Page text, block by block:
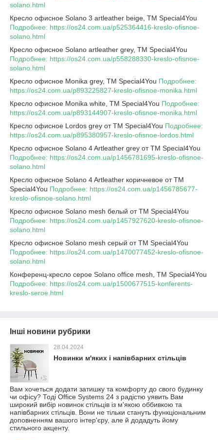
solano.html
Кресло офисное Solano 3 artleather beige, TM Special4You
Подробнее: https://os24.com.ua/p525364416-kreslo-ofisnoe-
solano.html
Кресло офисное Solano artleather grey, TM Special4You
Подробнее: https://os24.com.ua/p558288330-kreslo-ofisnoe-
solano.html
Кресло офисное Monika grey, TM Special4You Подробнее:
https://os24.com.ua/p893225827-kreslo-ofisnoe-monika.html
Кресло офисное Monika white, TM Special4You Подробнее:
https://os24.com.ua/p893144907-kreslo-ofisnoe-monika.html
Кресло офисное Lordos grey от TM Special4You Подробнее:
https://os24.com.ua/p895380957-kreslo-ofisnoe-lordos.html
Кресло офисное Solano 4 Artleather grey от TM Special4You
Подробнее: https://os24.com.ua/p1456781695-kreslo-ofisnoe-
solano.html
Кресло офисное Solano 4 Artleather коричневое от TM
Special4You Подробнее: https://os24.com.ua/p1456785677-
kreslo-ofisnoe-solano.html
Кресло офисное Solano mesh белый от TM Special4You
Подробнее: https://os24.com.ua/p1457927620-kreslo-ofisnoe-
solano.html
Кресло офисное Solano mesh серый от TM Special4You
Подробнее: https://os24.com.ua/p1470077452-kreslo-ofisnoe-
solano.html
Конференц-кресло серое Solano office mesh, TM Special4You
Подробнее: https://os24.com.ua/p1500677515-konferents-
kreslo-seroe.html
Інші новини рубрики
28.04.2024
Новинки м'яких і напівбарних стільців
Вам хочеться додати затишку та комфорту до свого будинку
чи офісу? Тоді Office Systems 24 з радістю уявить Вам
широкий вибір новинок стільців із м'якою оббивкою та
напівбарних стільців. Вони не тільки стануть функціональним
доповненням вашого інтер'єру, але й додадуть йому
стильного акценту.